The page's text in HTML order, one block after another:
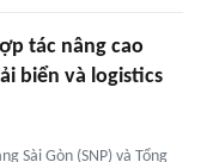
tác nâng cao
biển và logistics
Sài Gòn (SNP) và Tổng